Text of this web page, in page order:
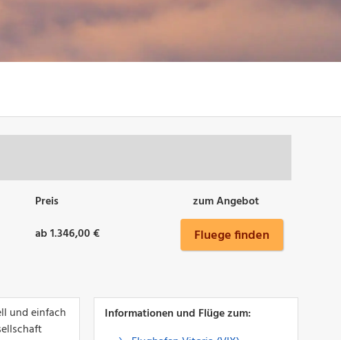
Preis
zum Angebot
ab 1.346,00 € Fluege finden
und einfach
Informationen und Flüge zum: